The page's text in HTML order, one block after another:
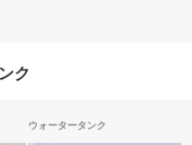
ク
ウォータータンク